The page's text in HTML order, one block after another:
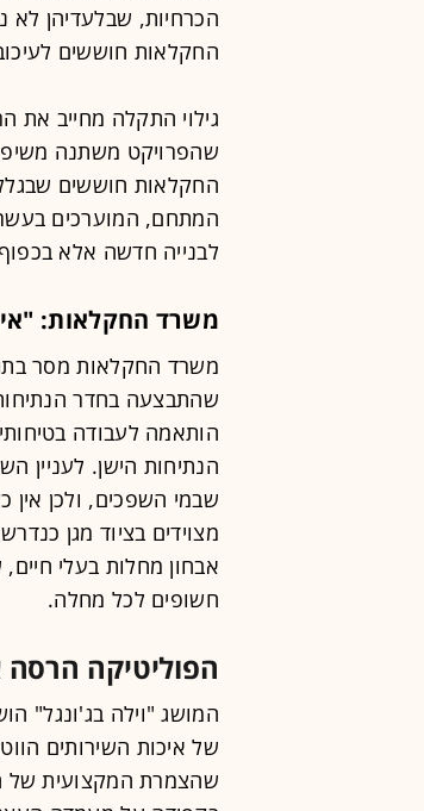
הכרחיות, שבלעדיהן לא
החקלאות חוששים
גילוי התקלה מחייב את
שהפרויקט משתנה
החקלאות חוששים שבגלל
המתחם, המוערכים
לבנייה חדשה אלא
משרד החקלאות:
משרד החקלאות מסר
שהתבצעה בחדר
הותאמה לעבודה
הנתיחות הישן. לעניין
שבמי השפכים, ולכן אין
מצוידים בציוד מגן
אבחון מחלות בעלי
חשופים לכל מחלה.
הפוליטיקה הרסה
המושג "וילה בג'ונגל"
של איכות השירותים
שהצמרת המקצועית של